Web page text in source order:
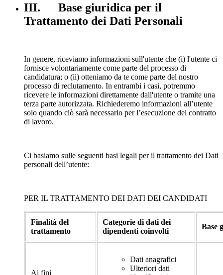
III. Base giuridica per il
Trattamento dei Dati Personali
In genere, riceviamo informazioni sull'utente che (i) l'utente ci
fornisce volontariamente come parte del processo di
candidatura; o (ii) otteniamo da te come parte del nostro
processo di reclutamento. In entrambi i casi, potremmo
ricevere le informazioni direttamente dall'utente o tramite una
terza parte autorizzata. Richiederemo informazioni all’utente
solo quando ciò sarà necessario per l’esecuzione del contratto
di lavoro.
Ci basiamo sulle seguenti basi legali per il trattamento dei Dati
personali dell’utente:
PER IL TRATTAMENTO DEI DATI DEI CANDIDATI
Finalità del
trattamento
Categorie di dati dei
dipendenti coinvolti
Base
Ai fini
Dati anagrafici
Ulteriori dati